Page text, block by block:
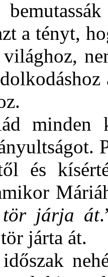
a tényt,
minden
és
tör járja át
járta át.